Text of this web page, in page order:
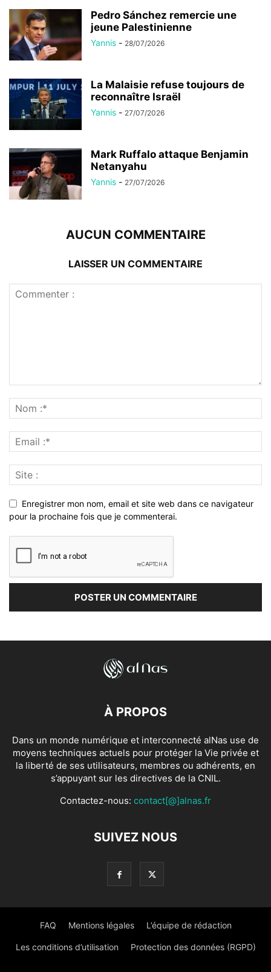
Pedro Sánchez remercie une
jeune Palestinienne
Yannis - 28/07/2026
La Malaisie refuse toujours de
reconnaître Israël
Yannis - 27/07/2026
Mark Ruffalo attaque Benjamin
Netanyahu
Yannis - 27/07/2026
AUCUN COMMENTAIRE
LAISSER UN COMMENTAIRE
Enregistrer mon nom, email et site web dans ce navigateur
pour la prochaine fois que je commenterai.
À PROPOS
Dans un monde numérique et interconnecté alNas use de
moyens techniques actuels pour protéger la Vie privée et
la liberté de ses utilisateurs, membres ou adhérents, en
s’appuyant sur les directives de la CNIL.
Contactez-nous: contact[@]alnas.fr
SUIVEZ NOUS
FAQ Mentions légales L’équipe de rédaction
Les conditions d’utilisation Protection des données (RGPD)